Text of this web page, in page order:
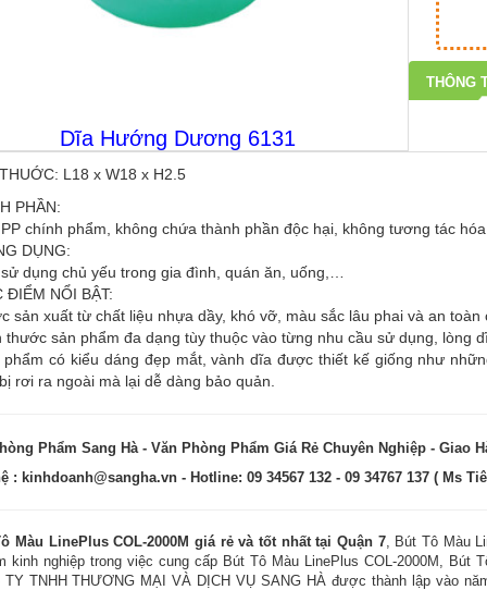
Dĩa Hướng Dương 6131
THÔNG
L18 x W18 x H2.5
PHẦN:
chính phẩm, không chứa thành phần độc hại, không tương tác
DỤNG:
dụng chủ yếu trong gia đình, quán ăn, uống,…
ĐIỂM NỔI BẬT:
sản xuất từ chất liệu nhựa dầy, khó vỡ, màu sắc lâu phai và an
thước sản phẩm đa dạng tùy thuộc vào từng nhu cầu sử dụng, lòng
phẩm có kiểu dáng đẹp mắt, vành dĩa được thiết kế giống như
rơi ra ngoài mà lại dễ dàng bảo quản.
Phẩm Sang Hà - Văn Phòng Phẩm Giá Rẻ Chuyên Nghiệp - Giao
: kinhdoanh@sangha.vn- Hotline: 09 34567 132 - 09 34767 137 ( Ms
Màu LinePlus COL-2000M giá rẻ và tốt nhất tại Quận 7, Bút Tô Màu
kinh nghiệp trong việc cung cấp Bút Tô Màu LinePlus COL-2000M, Bút
TY TNHH THƯƠNG MẠI VÀ DỊCH VỤ SANG HÀ được thành lập vào